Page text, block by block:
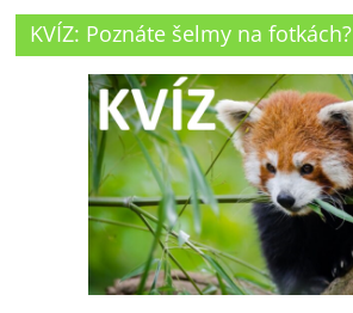
KVÍZ: Poznáte šelmy na fotkách?